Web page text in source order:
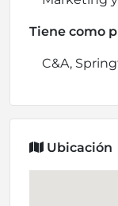
Tiene como
C&A,
Ubicación